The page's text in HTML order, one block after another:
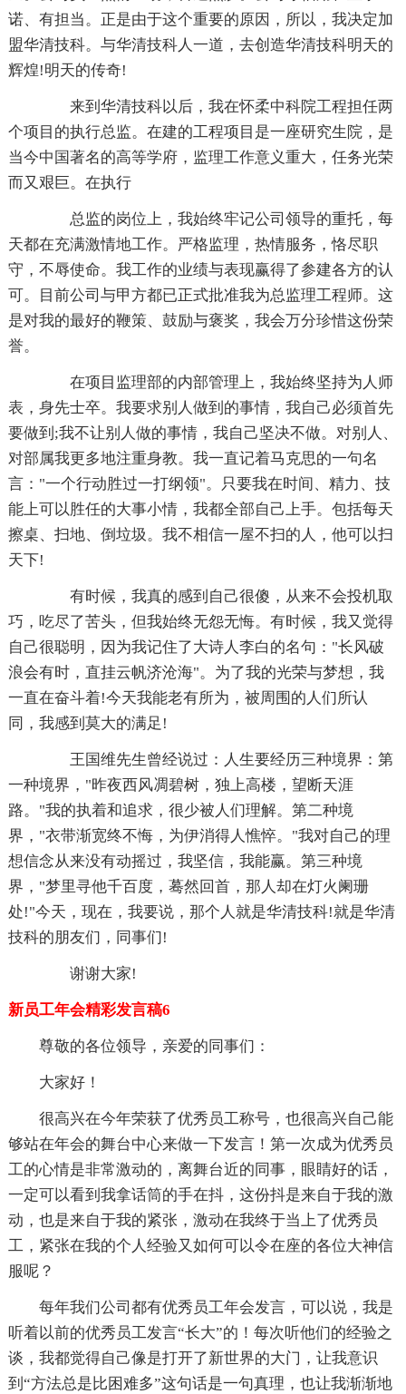
诺、有担当。正是由于这个重要的原因，所以，我决定加
盟华清技科。与华清技科人一道，去创造华清技科明天的
辉煌!明天的传奇!
来到华清技科以后，我在怀柔中科院工程担任两
个项目的执行总监。在建的工程项目是一座研究生院，是
当今中国著名的高等学府，监理工作意义重大，任务光荣
而又艰巨。在执行
总监的岗位上，我始终牢记公司领导的重托，每
天都在充满激情地工作。严格监理，热情服务，恪尽职
守，不辱使命。我工作的业绩与表现赢得了参建各方的认
可。目前公司与甲方都已正式批准我为总监理工程师。这
是对我的最好的鞭策、鼓励与褒奖，我会万分珍惜这份荣
誉。
在项目监理部的内部管理上，我始终坚持为人师
表，身先士卒。我要求别人做到的事情，我自己必须首先
要做到;我不让别人做的事情，我自己坚决不做。对别人、
对部属我更多地注重身教。我一直记着马克思的一句名
言："一个行动胜过一打纲领"。只要我在时间、精力、技
能上可以胜任的大事小情，我都全部自己上手。包括每天
擦桌、扫地、倒垃圾。我不相信一屋不扫的人，他可以扫
天下!
有时候，我真的感到自己很傻，从来不会投机取
巧，吃尽了苦头，但我始终无怨无悔。有时候，我又觉得
自己很聪明，因为我记住了大诗人李白的名句："长风破
浪会有时，直挂云帆济沧海"。为了我的光荣与梦想，我
一直在奋斗着!今天我能老有所为，被周围的人们所认
同，我感到莫大的满足!
王国维先生曾经说过：人生要经历三种境界：第
一种境界，"昨夜西风凋碧树，独上高楼，望断天涯
路。"我的执着和追求，很少被人们理解。第二种境
界，"衣带渐宽终不悔，为伊消得人憔悴。"我对自己的理
想信念从来没有动摇过，我坚信，我能赢。第三种境
界，"梦里寻他千百度，蓦然回首，那人却在灯火阑珊
处!"今天，现在，我要说，那个人就是华清技科!就是华清
技科的朋友们，同事们!
谢谢大家!
新员工年会精彩发言稿6
尊敬的各位领导，亲爱的同事们：
大家好！
很高兴在今年荣获了优秀员工称号，也很高兴自己能
够站在年会的舞台中心来做一下发言！第一次成为优秀员
工的心情是非常激动的，离舞台近的同事，眼睛好的话，
一定可以看到我拿话筒的手在抖，这份抖是来自于我的激
动，也是来自于我的紧张，激动在我终于当上了优秀员
工，紧张在我的个人经验又如何可以令在座的各位大神信
服呢？
每年我们公司都有优秀员工年会发言，可以说，我是
听着以前的优秀员工发言“长大”的！每次听他们的经验之
谈，我都觉得自己像是打开了新世界的大门，让我意识
到“方法总是比困难多”这句话是一句真理，也让我渐渐地